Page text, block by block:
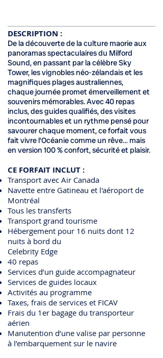
DESCRIPTION :
De la découverte de la culture maorie aux
panoramas spectaculaires du Milford
Sound, en passant par la célèbre Sky
Tower, les vignobles néo-zélandais et les
magnifiques plages australiennes,
chaque journée promet émerveillement et
souvenirs mémorables. Avec 40 repas
inclus, des guides qualifiés, des visites
incontournables et un rythme pensé pour
savourer chaque moment, ce forfait vous
fait vivre l’Océanie comme un rêve… mais
en version 100 % confort, sécurité et plaisir.
CE FORFAIT INCLUT :
Transport avec Air Canada
Navette entre Gatineau et l'aéroport de
Montréal
Tous les transferts
Transport grand tourisme
Hébergement pour 16 nuits dont 12
nuits à bord du
Celebrity Edge
40 repas
Services d’un guide accompagnateur
Services de guides locaux
Activités au programme
Taxes, frais de services et FICAV
Frais du 1er bagage du transporteur
aérien
Manutention d’une valise par personne
à l’embarquement sur le navire